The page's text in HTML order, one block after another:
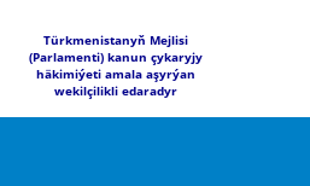
Türkmenistanyň Mejlisi
(Parlamenti) kanun çykaryjy
häkimiýeti amala aşyrýan
wekilçilikli edaradyr